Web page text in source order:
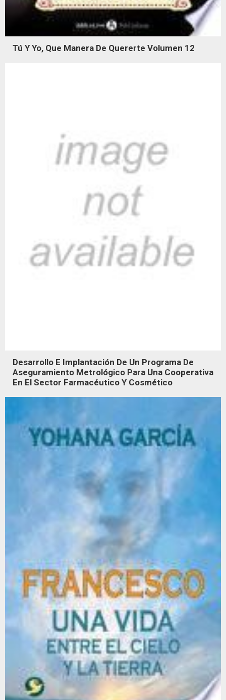
Tú Y Yo, Que Manera De Quererte Volumen 12
Desarrollo E Implantación De Un Programa De
Aseguramiento Metrológico Para Una Cooperativa
En El Sector Farmacéutico Y Cosmético